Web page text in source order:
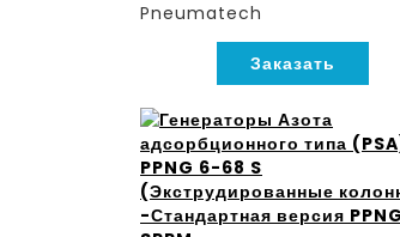
Pneumatech
Заказать